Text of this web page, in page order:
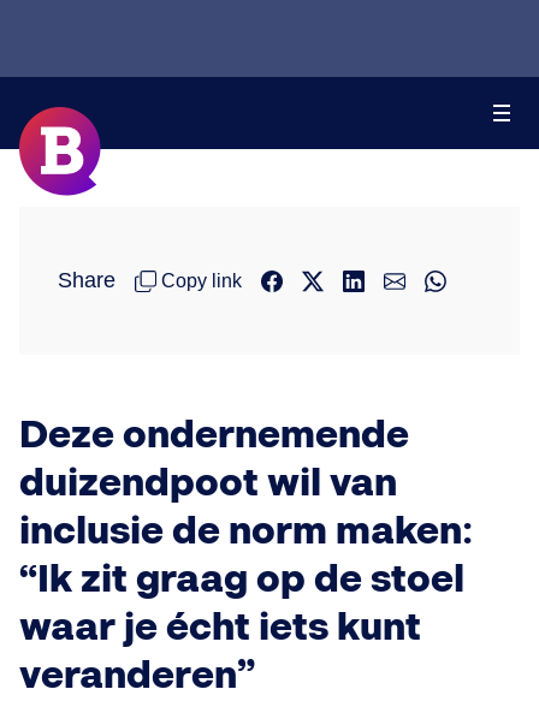
Share Copy link
Deze ondernemende
duizendpoot wil van
inclusie de norm maken:
“Ik zit graag op de stoel
waar je écht iets kunt
veranderen”